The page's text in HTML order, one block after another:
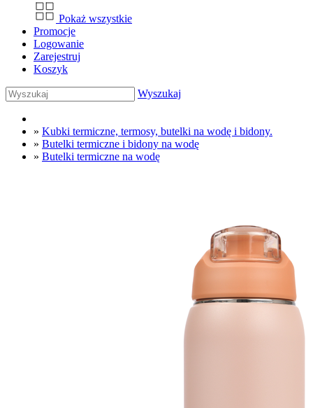
Pokaż wszystkie
Promocje
Logowanie
Zarejestruj
Koszyk
Wyszukaj
» Kubki termiczne, termosy, butelki na wodę i bidony.
» Butelki termiczne i bidony na wodę
» Butelki termiczne na wodę